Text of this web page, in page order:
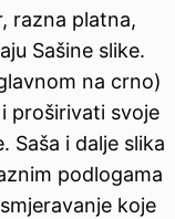
razna platna,
Sašine slike.
na crno)
proširivati svoje
Saša i dalje slika
podlogama
koje